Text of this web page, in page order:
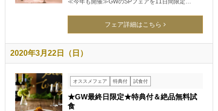
≪今年も開催≫GWのSPフェアを11日間限定…
フェア詳細はこちら
2020年3月22日（日）
オススメフェア 特典付 試食付
★GW最終日限定★特典付＆絶品無料試
食